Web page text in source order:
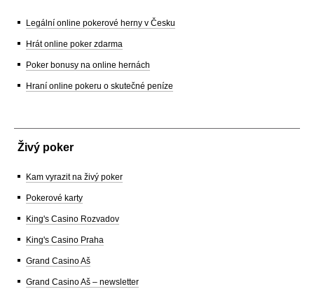
Legální online pokerové herny v Česku
Hrát online poker zdarma
Poker bonusy na online hernách
Hraní online pokeru o skutečné peníze
Živý poker
Kam vyrazit na živý poker
Pokerové karty
King's Casino Rozvadov
King's Casino Praha
Grand Casino Aš
Grand Casino Aš – newsletter